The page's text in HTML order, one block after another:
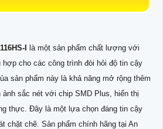
I là một sản phẩm chất lượng với
hợp cho các công trình đòi hỏi độ tin cậy
sản phẩm này là khả năng mở rộng thêm
ảnh sắc nét với chip SMD Plus, hiển thị
thực. Đây là một lựa chọn đáng tin cậy
chặt chẽ. Sản phẩm chính hãng tại An